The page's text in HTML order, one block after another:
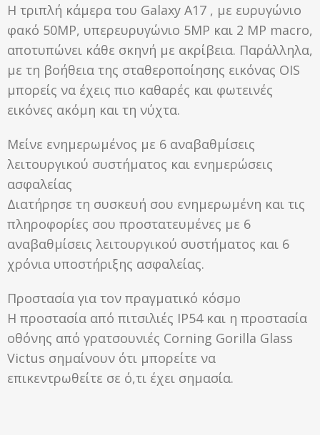
Η τριπλή κάμερα του Galaxy A17 , με ευρυγώνιο
φακό 50MP, υπερευρυγώνιο 5MP και 2 MP macro,
αποτυπώνει κάθε σκηνή με ακρίβεια. Παράλληλα,
με τη βοήθεια της σταθεροποίησης εικόνας OIS
μπορείς να έχεις πιο καθαρές και φωτεινές
εικόνες ακόμη και τη νύχτα.
Μείνε ενημερωμένος με 6 αναβαθμίσεις
λειτουργικού συστήματος και ενημερώσεις
ασφαλείας
Διατήρησε τη συσκευή σου ενημερωμένη και τις
πληροφορίες σου προστατευμένες με 6
αναβαθμίσεις λειτουργικού συστήματος και 6
χρόνια υποστήριξης ασφαλείας.
Προστασία για τον πραγματικό κόσμο
Η προστασία από πιτσιλιές IP54 και η προστασία
οθόνης από γρατσουνιές Corning Gorilla Glass
Victus σημαίνουν ότι μπορείτε να
επικεντρωθείτε σε ό,τι έχει σημασία.